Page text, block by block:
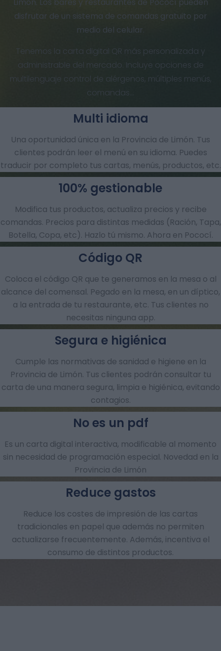
disfrutar de un sistema de comandas gratuito por
medio del celular.
Tenemos la carta digital QR más personalizada y
administrable del mercado. Incluye opciones de
multilenguaje control de alérgenos, múltiples menús,
comandas…
Una oportunidad única en la Provincia de Limón. Tus
clientes podrán leer el menú en su idioma. Puedes
traducir por completo tus cartas, menús, productos, etc.
Multi idioma
Modifica tus productos, actualiza precios y recibe
comandas.​ Precios para distintas medidas (Ración, Tapa,
Botella, Copa, etc). Hazlo tú mismo. Ahora en Pococí.
100% gestionable
Coloca el código QR que te generamos en la mesa o al
alcance del comensal. Pegado en la mesa, en un díptico,
a la entrada de tu restaurante, etc. Tus clientes no
necesitas ninguna app.
Código QR
Cumple las normativas de sanidad e higiene en la
Provincia de Limón. Tus clientes podrán consultar tu
carta de una manera segura, limpia e higiénica, evitando
contagios.
Segura e higiénica
Es un carta digital interactiva, modificable al momento
sin necesidad de programación especial. Novedad en la
Provincia de Limón
No es un pdf
Reduce los costes de impresión de las cartas
tradicionales en papel que además no permiten
actualizarse frecuentemente. Además, incentiva el
consumo de distintos productos.
Reduce gastos